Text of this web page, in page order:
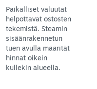
Paikalliset valuutat
helpottavat ostosten
tekemistä. Steamin
sisäänrakennetun
tuen avulla määrität
hinnat oikein
kullekin alueella.